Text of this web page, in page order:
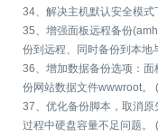
34、解决主机默认安全模式
35、增强面板远程备份
份到远程、同时备份到本地
36、增加数据备份选项：
份网站数据文件wwwroot。
37、优化备份脚本，取消
过程中硬盘容量不足问题。